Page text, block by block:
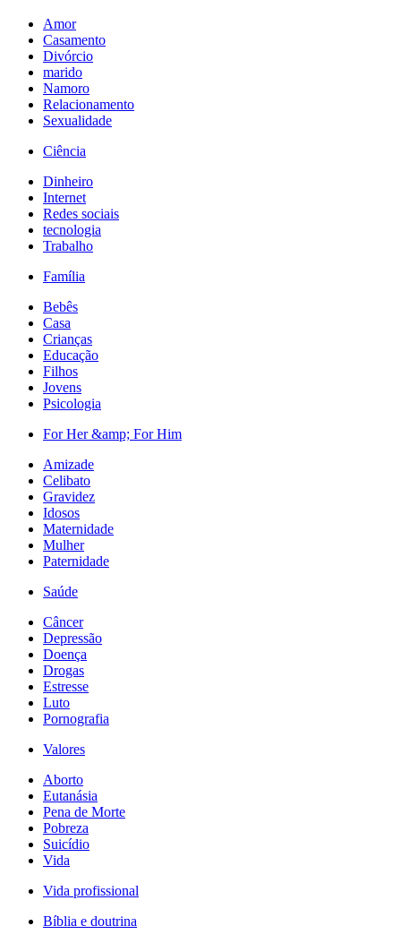
Amor
Casamento
Divórcio
marido
Namoro
Relacionamento
Sexualidade
Ciência
Dinheiro
Internet
Redes sociais
tecnologia
Trabalho
Família
Bebês
Casa
Crianças
Educação
Filhos
Jovens
Psicologia
For Her &amp; For Him
Amizade
Celibato
Gravidez
Idosos
Maternidade
Mulher
Paternidade
Saúde
Câncer
Depressão
Doença
Drogas
Estresse
Luto
Pornografia
Valores
Aborto
Eutanásia
Pena de Morte
Pobreza
Suicídio
Vida
Vida profissional
Bíblia e doutrina